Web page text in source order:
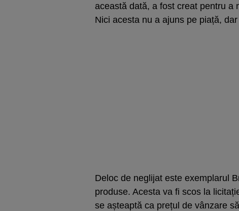
această dată, a fost creat pentru a
Nici acesta nu a ajuns pe piață,
Deloc de neglijat este exemplarul
produse. Acesta va fi scos la
se așteaptă ca prețul de vânzare